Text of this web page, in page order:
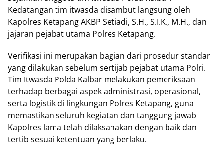
Kedatangan tim itwasda disambut langsung oleh
Kapolres Ketapang AKBP Setiadi, S.H., S.I.K., M.H., dan
jajaran pejabat utama Polres Ketapang.
Verifikasi ini merupakan bagian dari prosedur standar
yang dilakukan sebelum sertijab pejabat utama Polri.
Tim Itwasda Polda Kalbar melakukan pemeriksaan
terhadap berbagai aspek administrasi, operasional,
serta logistik di lingkungan Polres Ketapang, guna
memastikan seluruh kegiatan dan tanggung jawab
Kapolres lama telah dilaksanakan dengan baik dan
tertib sesuai ketentuan yang berlaku.